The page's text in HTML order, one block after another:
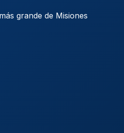
grande de Misiones